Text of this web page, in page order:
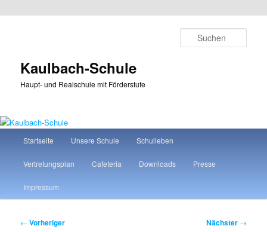
Kaulbach-Schule
Haupt- und Realschule mit Förderstufe
Startseite Unsere Schule Schulleben
Vertretungsplan Cafeteria Downloads Presse
Impressum
Beitragsnavigation
← Vorheriger Nächster →